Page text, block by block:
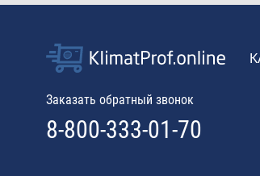
Заказать обратный звонок
8-800-333-01-70